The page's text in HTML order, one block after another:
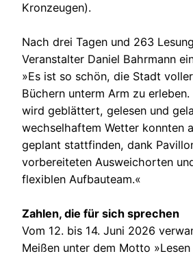
Kronzeugen).
Nach drei Tagen und 263
Veranstalter Daniel Bahrmann
»Es ist so schön, die Stadt
Büchern unterm Arm zu
wird geblättert, gelesen und
wechselhaftem Wetter konnten
geplant stattfinden, dank
vorbereiteten Ausweichorten
flexiblen Aufbauteam.«
Zahlen, die für sich sprechen
Vom 12. bis 14. Juni 2026
Meißen unter dem Motto »Lesen